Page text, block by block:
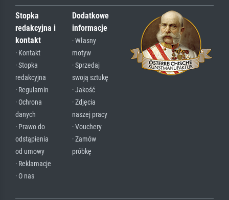
Stopka
redakcyjna i
kontakt
· Kontakt
· Stopka
redakcyjna
· Regulamin
· Ochrona
danych
· Prawo do
odstąpienia
od umowy
· Reklamacje
· O nas
Dodatkowe
informacje
· Własny
motyw
· Sprzedaj
swoją sztukę
· Jakość
· Zdjęcia
naszej pracy
· Vouchery
· Zamów
próbkę